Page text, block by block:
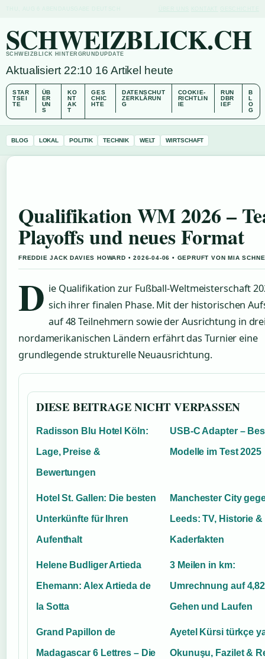
SCHWEIZBLICK.CH
SCHWEIZBLICK HINTERGRUNDUPDATE
Aktualisiert 22:10 16 Artikel heute
STAR
TSEI
TE
ÜB
ER
UN
S
KO
NT
AK
T
GES
CHIC
HTE
DATENSCHUT
ZERKLÄRUN
G
COOKIE-
RICHTLIN
IE
RUN
DBR
IEF
B
L
O
G
BLOG LOKAL POLITIK TECHNIK WELT WIRTSCHAFT
Qualifikation WM 2026 –
Playoffs und neues Format
FREDDIE JACK DAVIES HOWARD • 2026-04-06 • GEPRUFT VON MIA
D ie Qualifikation zur Fußball-Weltmeisterschaft
sich ihrer finalen Phase. Mit der historischen
auf 48 Teilnehmern sowie der Ausrichtung in
nordamerikanischen Ländern erfährt das Turnier eine
grundlegende strukturelle Neuausrichtung.
DIESE BEITRAGE NICHT VERPASSEN
Radisson Blu Hotel Köln:
Lage, Preise &
Bewertungen
USB-C Adapter –
Modelle im Test 2025
Hotel St. Gallen: Die besten
Unterkünfte für Ihren
Aufenthalt
Manchester City
Leeds: TV, Historie &
Kaderfakten
Helene Budliger Artieda
Ehemann: Alex Artieda de
la Sotta
3 Meilen in km:
Umrechnung auf
Gehen und Laufen
Grand Papillon de
Madagascar 6 Lettres – Die
Ayetel Kürsi türkçe
Okunuşu, Fazilet &